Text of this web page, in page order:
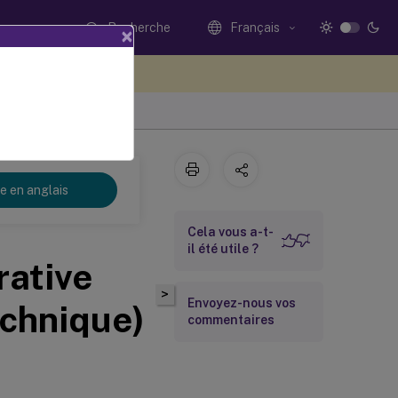
Recherche Français
en anglais
>
Cela vous a-t-
il été utile ?
Envoyez-nous vos
commentaires
×